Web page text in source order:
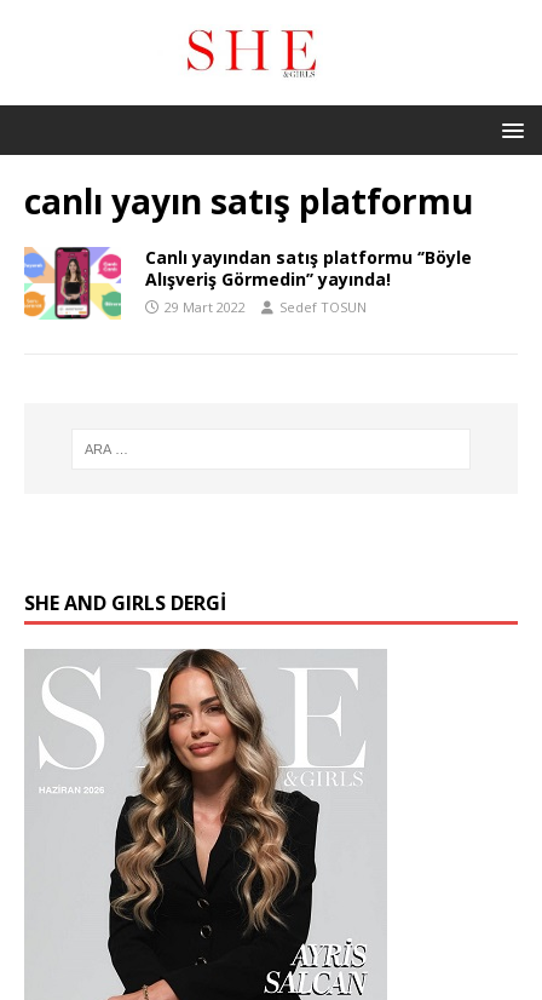
canlı yayın satış platformu
Canlı yayından satış platformu ‘’Böyle
Alışveriş Görmedin’’ yayında!
29 Mart 2022 Sedef TOSUN
SHE AND GIRLS DERGİ